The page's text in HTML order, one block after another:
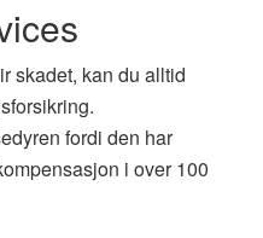
skadet, kan du alltid
fordi den har
i over 100